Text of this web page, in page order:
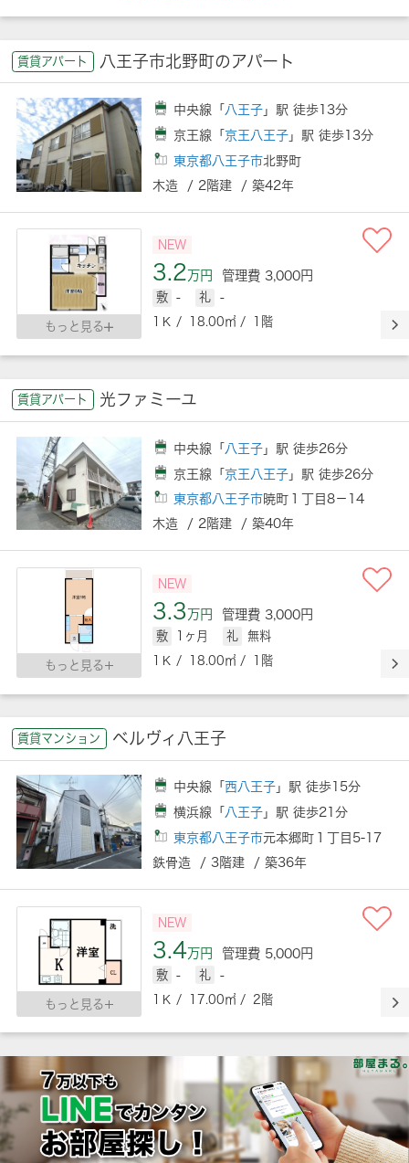
賃貸アパート 八王子市北野町のアパート
中央線「 八王子 」駅 徒歩13分
京王線「京王八王子 」駅 徒歩13分
東京都八王子市北野町
木造 / 2階建 / 築42年
もっと見る
NEW
3.2万円 管理費 3,000円
敷 - 礼
-
1Ｋ / 18.00㎡ / 1階
賃貸アパート 光ファミーユ
中央線「 八王子 」駅 徒歩26分
京王線「京王八王子 」駅 徒歩26分
東京都八王子市暁町１丁目8－14
木造 / 2階建 / 築40年
もっと見る
NEW
3.3万円 管理費 3,000円
敷 1ヶ月 礼
無料
1Ｋ / 18.00㎡ / 1階
賃貸マンション ベルヴィ八王子
中央線「 西八王子 」駅 徒歩15分
横浜線「 八王子 」駅 徒歩21分
東京都八王子市元本郷町１丁目5-17
鉄骨造 / 3階建 / 築36年
もっと見る
NEW
3.4万円 管理費 5,000円
敷 - 礼
-
1Ｋ / 17.00㎡ / 2階